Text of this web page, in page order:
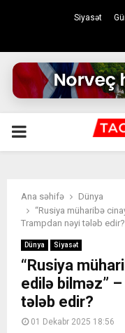
Siyasət
PRIMARY
Ana səhifə
Dünya
“Rusiya müharibə
Trampdan nəyi tələb edir?
Dünya Siyasət
“Rusiya
edilə bilməz”
tələb edir?
01 Dekabr 2025 18:56